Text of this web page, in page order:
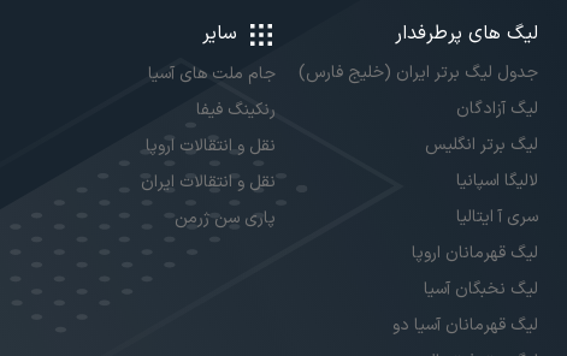
لیگ های پرطرفدار
جدول لیگ برتر ایران (خلیج فارس)
لیگ آزادگان
لیگ برتر انگلیس
لالیگا اسپانیا
سری آ ایتالیا
لیگ قهرمانان اروپا
لیگ نخبگان آسیا
لیگ قهرمانان آسیا دو
سایر
جام ملت های آسیا
رنکینگ فیفا
نقل و انتقالات اروپا
نقل و انتقالات ایران
پاری سن ژرمن